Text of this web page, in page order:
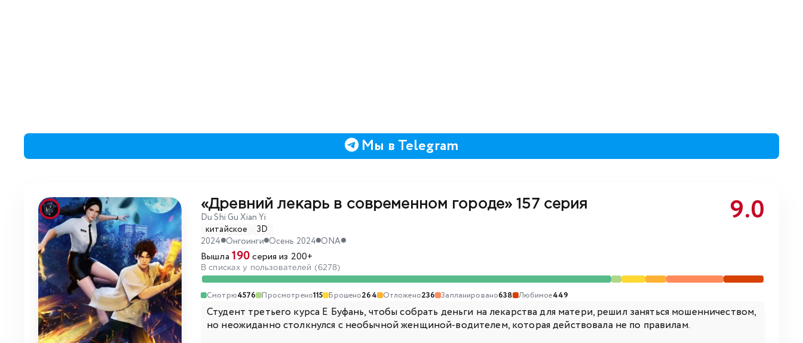
Мы в Telegram
«Древний лекарь в современном городе» 157 серия
Du Shi Gu Xian Yi 9.0
китайское
3D
2024 Онгоинги Осень 2024 ONA
Вышла 190серия из 200+
В списках у пользователей (6278)
Смотрю4576 Просмотрено115 Брошено264 Отложено236 Запланировано638 Любимое449
Студент третьего курса Е Буфань, чтобы собрать деньги на лекарства для матери, решил заняться мошенничеством,
но неожиданно столкнулся с необычной женщиной-водителем, которая действовала не по правилам.